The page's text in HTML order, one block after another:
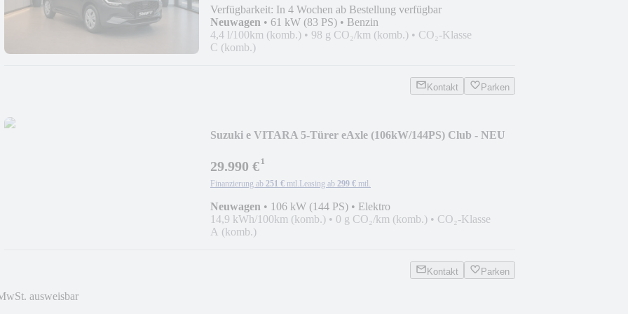
Verfügbarkeit: In 4 Wochen ab Bestellung verfügbar
Neuwagen • 61 kW (83 PS) • Benzin
4,4 l/100km (komb.) • 98 g CO₂/km (komb.) • CO₂-Klasse
C (komb.)
Kontakt Parken
Suzuki e VITARA 5-Türer eAxle (106kW/144PS) Club - NEU
29.990 €¹
Finanzierung ab 251 € mtl. Leasing ab 299 € mtl.
Neuwagen • 106 kW (144 PS) • Elektro
14,9 kWh/100km (komb.) • 0 g CO₂/km (komb.) • CO₂-Klasse
A (komb.)
Kontakt Parken
ausweisbar